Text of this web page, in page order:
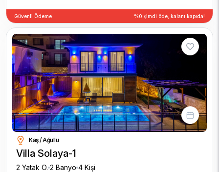
Güvenli Ödeme %0 şimdi öde, kalanı kapıda!
Kaş / Ağullu
Villa Solaya-1
2 Yatak O. 2 Banyo 4 Kişi